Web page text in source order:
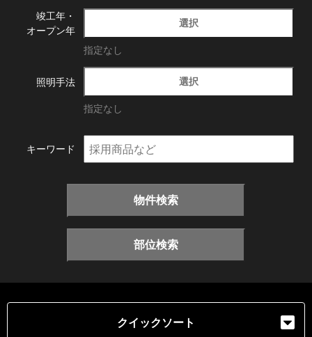
竣工年・
オープン年
選択
指定なし
照明手法 選択
指定なし
キーワード
物件検索
部位検索
クイックソート